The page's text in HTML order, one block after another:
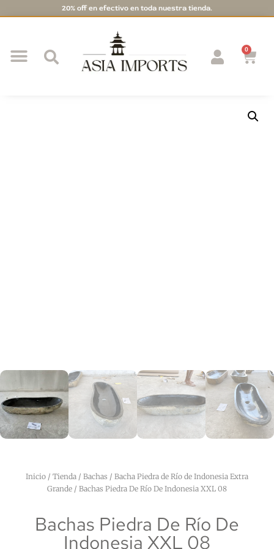
20% off en efectivo en toda nuestra tienda.
0
Inicio / Tienda / Bachas / Bacha Piedra de Río de Indonesia Extra
Grande / Bachas Piedra De Río De Indonesia XXL 08
Bachas Piedra De Río De
Indonesia XXL 08